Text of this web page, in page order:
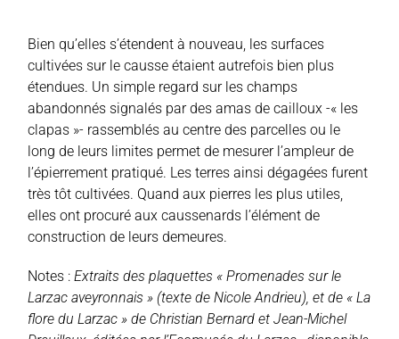
Bien qu’elles s’étendent à nouveau, les surfaces
cultivées sur le causse étaient autrefois bien plus
étendues. Un simple regard sur les champs
abandonnés signalés par des amas de cailloux -« les
clapas »- rassemblés au centre des parcelles ou le
long de leurs limites permet de mesurer l’ampleur de
l’épierrement pratiqué. Les terres ainsi dégagées furent
très tôt cultivées. Quand aux pierres les plus utiles,
elles ont procuré aux caussenards l’élément de
construction de leurs demeures.
Notes : Extraits des plaquettes « Promenades sur le
Larzac aveyronnais » (texte de Nicole Andrieu), et de « La
flore du Larzac » de Christian Bernard et Jean-Michel